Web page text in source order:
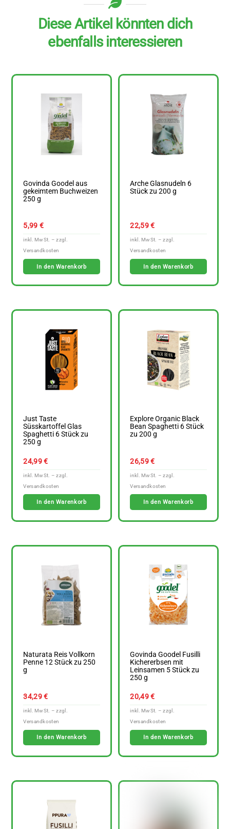
Diese Artikel könnten dich
ebenfalls interessieren
Govinda Goodel aus
gekeimtem Buchweizen
250 g
5,99 €
In den Warenkorb
Arche Glasnudeln 6
Stück zu 200 g
22,59€
In den Warenkorb
Just Taste
Süsskartoffel Glas
Spaghetti 6 Stück zu
250 g
24,99€
In den Warenkorb
Explore Organic Black
Bean Spaghetti 6 Stück
zu 200 g
26,59€
In den Warenkorb
Naturata Reis Vollkorn
Penne 12 Stück zu 250
g
34,29€
In den Warenkorb
Govinda Goodel Fusilli
Kichererbsen mit
Leinsamen 5 Stück zu
250 g
20,49€
In den Warenkorb